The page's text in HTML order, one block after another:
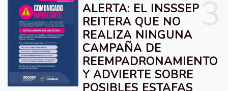
ALERTA: EL INSSSEP
REITERA QUE NO
REALIZA NINGUNA
CAMPAÑA DE
REEMPADRONAMIENTO
Y ADVIERTE SOBRE
POSIBLES ESTAFAS